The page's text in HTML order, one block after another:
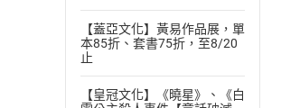
【蓋亞文化】黃易作品展，單
本85折、套書75折，至8/20
止
【皇冠文化】《曉星》、《白